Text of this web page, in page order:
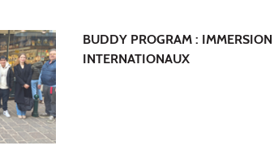
BUDDY PROGRAM :
INTERNATIONAUX